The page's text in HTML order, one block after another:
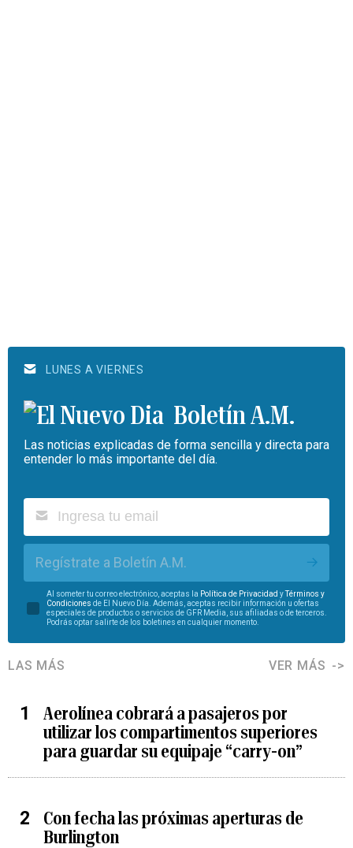
LUNES A VIERNES
Boletín A.M.
Las noticias explicadas de forma sencilla y directa para
entender lo más importante del día.
Regístrate a Boletín A.M.
Al someter tu correo electrónico, aceptas la Política de Privacidad yTérminos y
Condiciones de El Nuevo Día. Además, aceptas recibir información u ofertas
especiales de productos o servicios de GFR Media, sus afiliadas o de terceros.
Podrás optar salirte de los boletines en cualquier momento.
LAS MÁS VER MÁS
Aerolínea cobrará a pasajeros por
utilizar los compartimentos superiores
para guardar su equipaje “carry-on”
Con fecha las próximas aperturas de
Burlington